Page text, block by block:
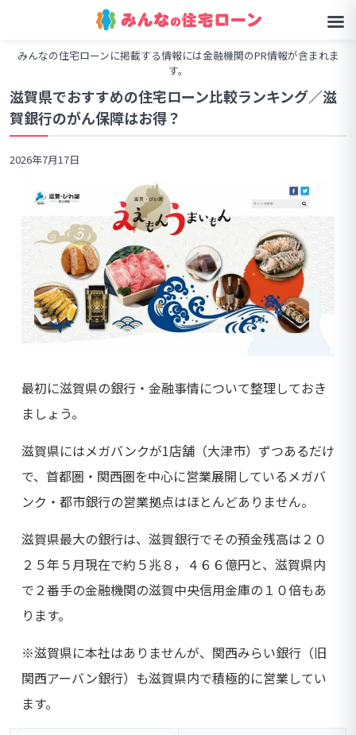
みんなの住宅ローンに掲載する情報には金融機関のPR情報が含まれま
す。
滋賀県でおすすめの住宅ローン比較ランキング／滋
賀銀行のがん保障はお得？
2026年7月17日
最初に滋賀県の銀行・金融事情について整理しておき
ましょう。
滋賀県にはメガバンクが1店舗（大津市）ずつあるだけ
で、首都圏・関西圏を中心に営業展開しているメガバ
ンク・都市銀行の営業拠点はほとんどありません。
滋賀県最大の銀行は、滋賀銀行でその預金残高は２０
２５年５月現在で約５兆８，４６６億円と、滋賀県内
で２番手の金融機関の滋賀中央信用金庫の１０倍もあ
ります。
※滋賀県に本社はありませんが、関西みらい銀行（旧
関西アーバン銀行）も滋賀県内で積極的に営業してい
ます。